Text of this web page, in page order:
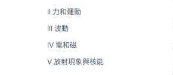
II 力和運動
III 波動
IV 電和磁
V 放射現象與核能